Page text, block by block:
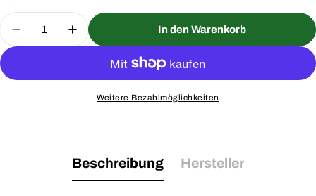
Menge
Menge für Bio Essbare Blüten Blumensamen
Menge für Bio Essbare Blüten
In den Warenkorb
Weitere Bezahlmöglichkeiten
Beschreibung Hersteller